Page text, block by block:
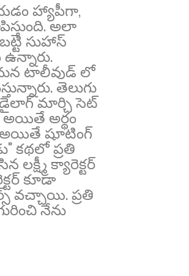
హ్యాపీగా,
అలా
సుహాస్
మన టాలీవుడ్ లో
తెలుగు
మార్చి సెట్
అయితే అర్థం
అయితే షూటింగ్
కథలో ప్రతి
లక్ష్మీ క్యారెక్టర్
కూడా
వచ్చాయి. ప్రతి
నేను